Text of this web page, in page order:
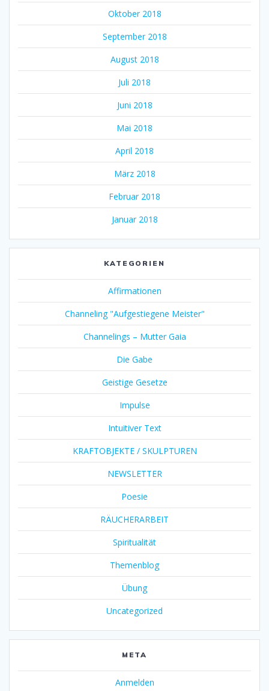
Oktober 2018
September 2018
August 2018
Juli 2018
Juni 2018
Mai 2018
April 2018
März 2018
Februar 2018
Januar 2018
KATEGORIEN
Affirmationen
Channeling "Aufgestiegene Meister"
Channelings – Mutter Gaia
Die Gabe
Geistige Gesetze
Impulse
Intuitiver Text
KRAFTOBJEKTE / SKULPTUREN
NEWSLETTER
Poesie
RÄUCHERARBEIT
Spiritualität
Themenblog
Übung
Uncategorized
META
Anmelden